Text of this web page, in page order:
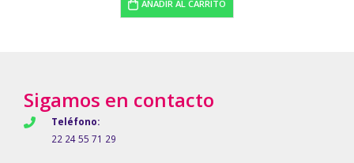
AÑADIR AL CARRITO
Sigamos en contacto
Teléfono:
22 24 55 71 29